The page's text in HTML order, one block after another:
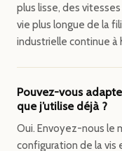
plus lisse, des
vie plus longue de la
industrielle continue à
Pouvez-vous
que j’utilise déjà ?
Oui. Envoyez-nous le
configuration de la vis